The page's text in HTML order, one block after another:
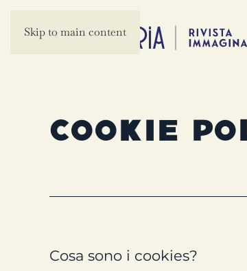
Skip to main content
Cookie
Cosa sono i cookies?